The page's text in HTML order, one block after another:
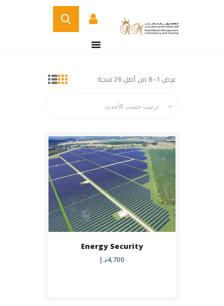
من نحن
CERTIFICATE
VERIFICATION PAGE
ARABIC
عرض 1–8 من أصل 26 نتيجة
Energy Security
4,700د.إ
BUY NOW